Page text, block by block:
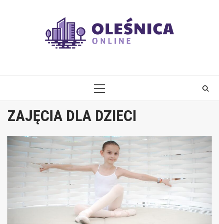
PRIMARY
ZAJĘCIA DLA DZIECI